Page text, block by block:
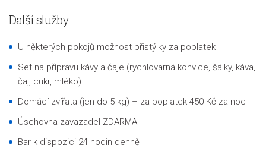
Další služby
U některých pokojů možnost přistýlky za poplatek
Set na přípravu kávy a čaje (rychlovarná konvice, šálky, káva,
čaj, cukr, mléko)
Domácí zvířata (jen do 5 kg) – za poplatek 450 Kč za noc
Úschovna zavazadel ZDARMA
Bar k dispozici 24 hodin denně